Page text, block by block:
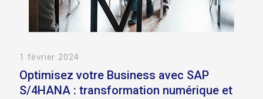
1 février 2024
Optimisez votre Business avec SAP
S/4HANA : transformation numérique et